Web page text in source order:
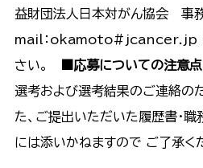
益財団法人日本対がん協会 事
mail：okamoto#jcancer.jp #
さい。
■応募についての注意点
選考および選考結果のご連絡の
た、ご提出いただいた履歴書・
には添いかねますので ご了承く